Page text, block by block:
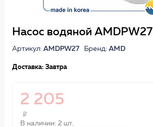
Насос водяной AMDPW27
Артикул: AMDPW27Бренд: AMD
Доставка: Завтра
2 205
В наличии: 2 шт.